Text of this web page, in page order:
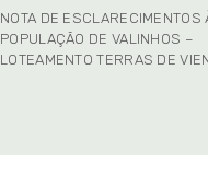
NOTA DE ESCLARECIMENTOS
POPULAÇÃO DE VALINHOS –
LOTEAMENTO TERRAS DE